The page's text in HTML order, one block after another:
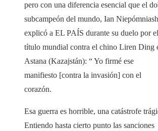
pero con una diferencia esencial que el
subcampeón del mundo, Ian
explicó a EL PAÍS durante su duelo por el
título mundial contra el chino Liren Ding
Astana (Kazajstán): “ Yo firmé ese
manifiesto [contra la invasión] con el
corazón.
Esa guerra es horrible, una catástrofe
Entiendo hasta cierto punto las sanciones